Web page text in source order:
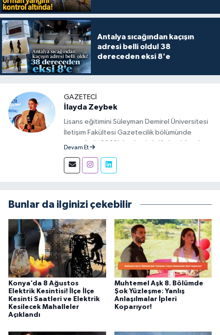
Antalya sıcağından kaçışın
adresi belli oldu! 38
dereceden eksi 8'e
GAZETECI
İlayda Zeybek
Lisans eğitimini Süleyman Demirel Üniversitesi
İletişim Fakültesi Gazetecilik bölümünde
tamamladı. 2023'den beri aktif olarak basılı,
aşamalarında muhabir ve editör olarak görev
alıyor.
Devam Et
Bunlar da ilginizi çekebilir
Konya’da 8 Ağustos
Elektrik Kesintisi! İlçe İlçe
Kesinti Saatleri ve Elektrik
Kesilecek Mahalleler
Açıklandı
Muhtemel Aşk 8. Bölümde
Şok Yüzleşme: Yanlış
Anlaşılmalar İpleri
Koparıyor!